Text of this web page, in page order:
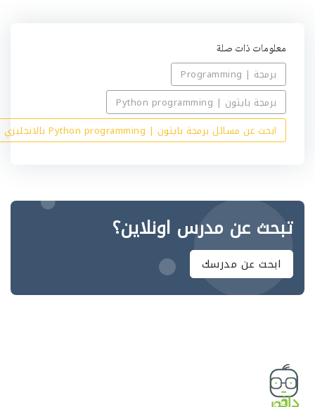
معلومات ذات صلة
برمجة | Programming
برمجة بايثون | Python programming
ابحث عن مسائل برمجة بايثون | Python programming بالانجليزي
تبحث عن مدرس اونلاين؟
ابحث عن مدرسك